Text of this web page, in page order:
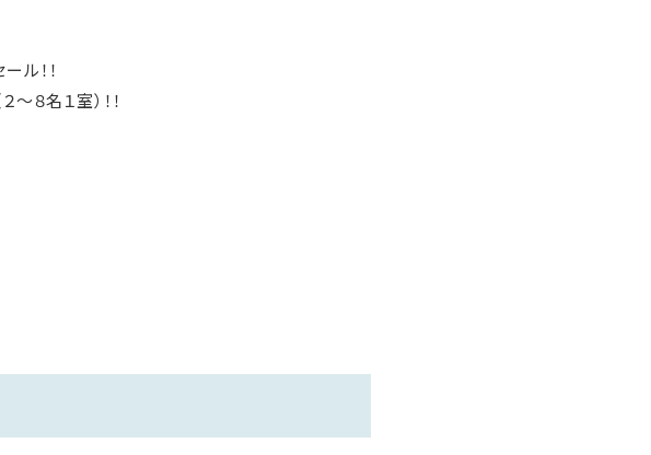
ル！！
８名１室）！！
室」「メゾネット（２階建て）など選べるお部屋